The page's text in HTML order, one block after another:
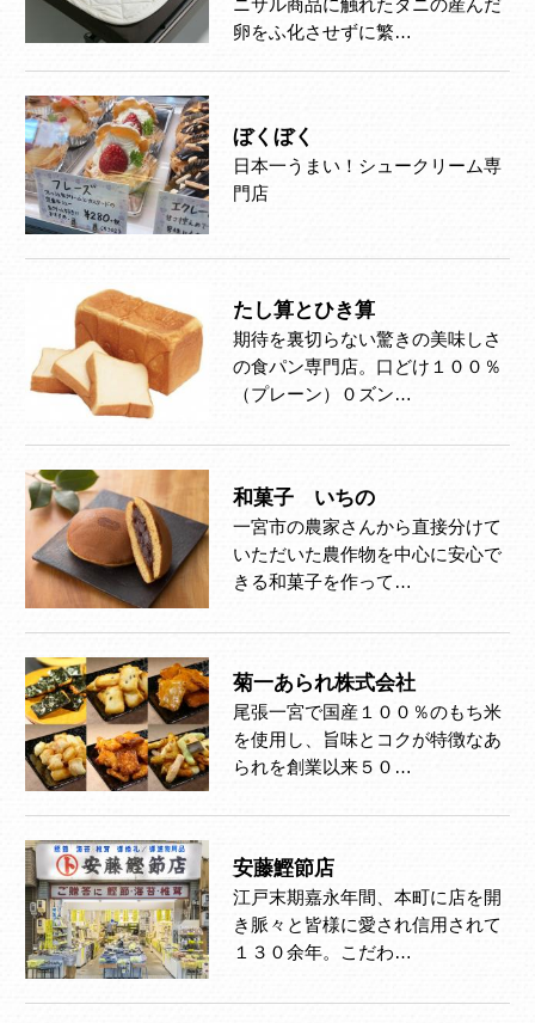
ニサル商品に触れたダニの産んだ
卵をふ化させずに繁…
ぼくぼく
日本一うまい！シュークリーム専
門店
たし算とひき算
期待を裏切らない驚きの美味しさ
の食パン専門店。口どけ１００％
（プレーン）０ズン…
和菓子 いちの
一宮市の農家さんから直接分けて
いただいた農作物を中心に安心で
きる和菓子を作って…
菊一あられ株式会社
尾張一宮で国産１００％のもち米
を使用し、旨味とコクが特徴なあ
られを創業以来５０…
安藤鰹節店
江戸末期嘉永年間、本町に店を開
き脈々と皆様に愛され信用されて
１３０余年。こだわ…